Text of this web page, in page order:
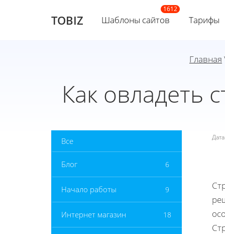
TOBIZ Шаблоны сайтов Тарифы
Главная
Как овладеть
Все
Блог 6
Начало работы 9
Интернет магазин 18